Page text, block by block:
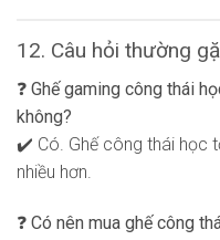
12. Câu hỏi thường
❓ Ghế gaming công thái
không?
✔️ Có. Ghế công thái học
nhiều hơn.
❓ Có nên mua ghế công